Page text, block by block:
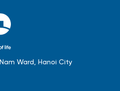
Ward, Hanoi City